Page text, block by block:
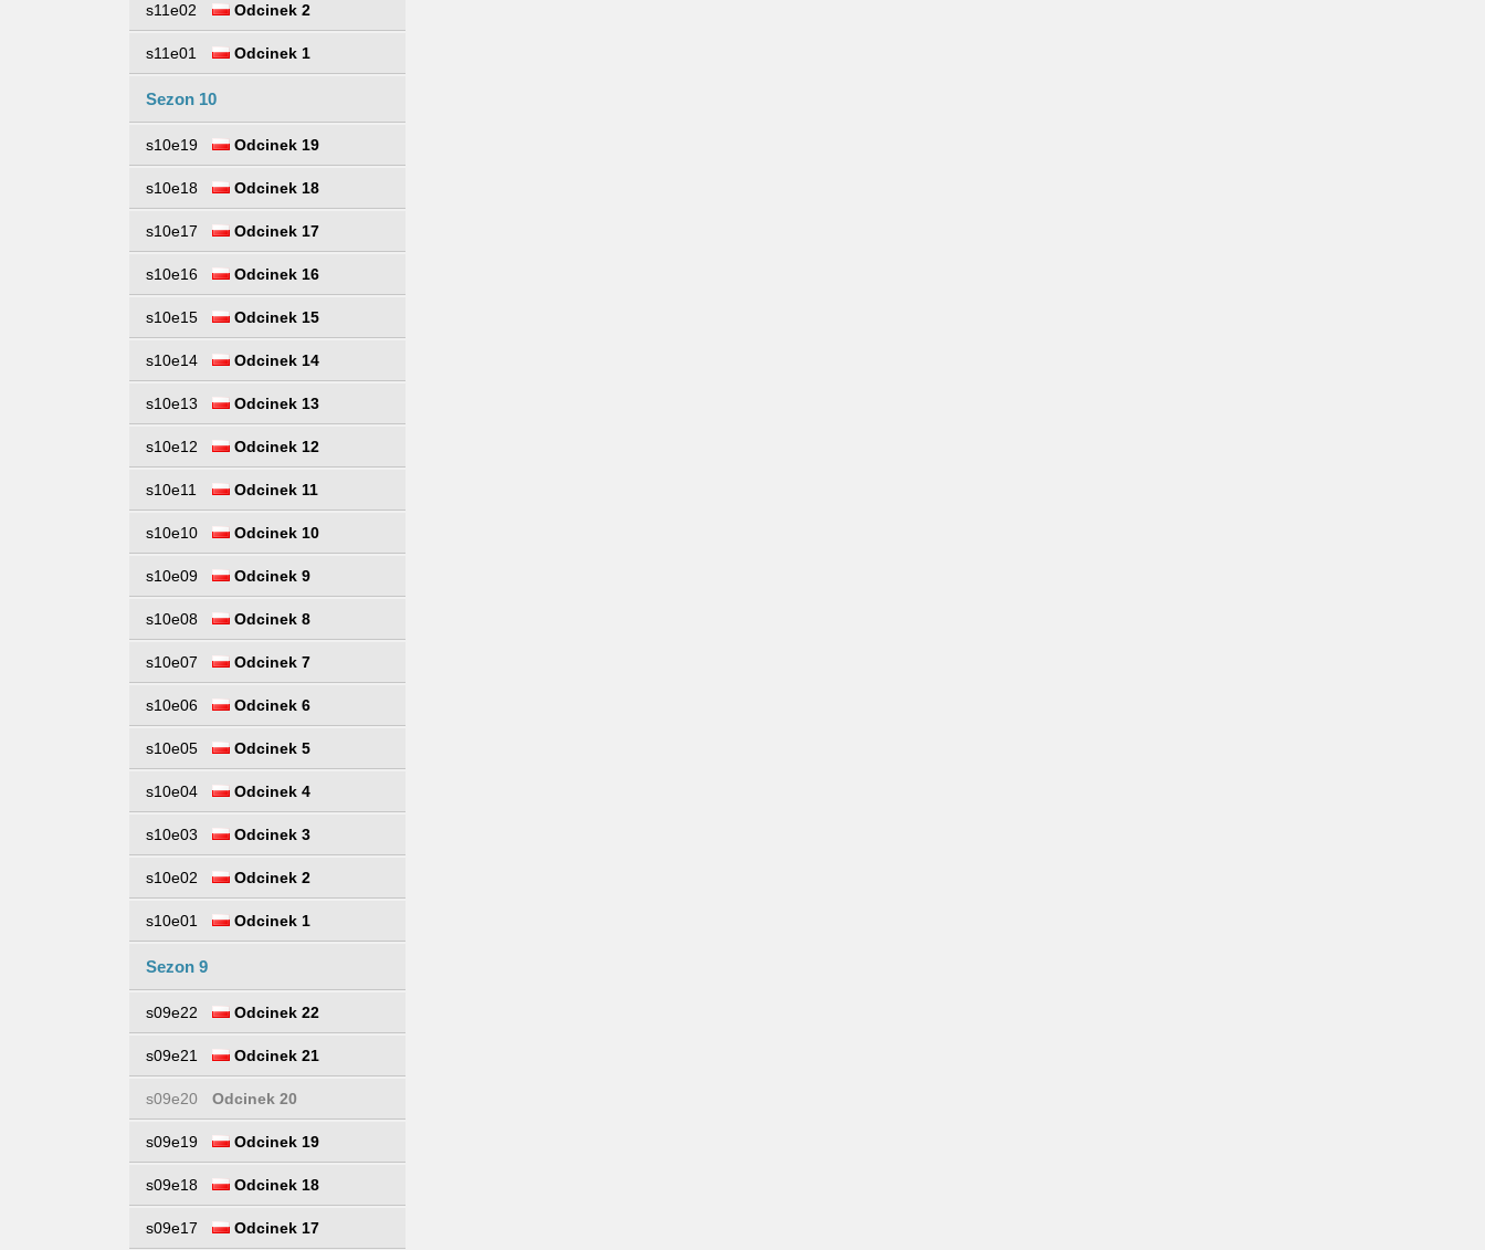
s11e02 Odcinek 2
s11e01 Odcinek 1
Sezon 10
s10e19 Odcinek 19
s10e18 Odcinek 18
s10e17 Odcinek 17
s10e16 Odcinek 16
s10e15 Odcinek 15
s10e14 Odcinek 14
s10e13 Odcinek 13
s10e12 Odcinek 12
s10e11 Odcinek 11
s10e10 Odcinek 10
s10e09 Odcinek 9
s10e08 Odcinek 8
s10e07 Odcinek 7
s10e06 Odcinek 6
s10e05 Odcinek 5
s10e04 Odcinek 4
s10e03 Odcinek 3
s10e02 Odcinek 2
s10e01 Odcinek 1
Sezon 9
s09e22 Odcinek 22
s09e21 Odcinek 21
s09e20 Odcinek 20
s09e19 Odcinek 19
s09e18 Odcinek 18
s09e17 Odcinek 17